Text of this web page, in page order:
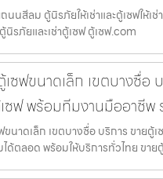
นสีลม ตู้นิรภัยให้เช่าและตู้เซฟให้เ
นิรภัยและเช่าตู้เซฟ ตู้เซฟ.com
ซฟขนาดเล็ก เขตบางซื่อ
ฟ พร้อมทีมงานมืออาชีพ
ขนาดเล็ก เขตบางซื่อ บริการ ขายตู้
ด้ตลอด พร้อมให้บริการทั่วไทย ขาย